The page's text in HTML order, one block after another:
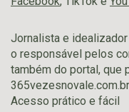
Jornalista e
o responsável pelos
também do portal, que
Acesso prático e fácil